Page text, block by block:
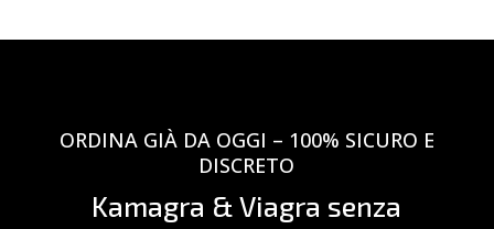
ORDINA GIÀ DA OGGI – 100% SICURO E
DISCRETO
Kamagra & Viagra senza